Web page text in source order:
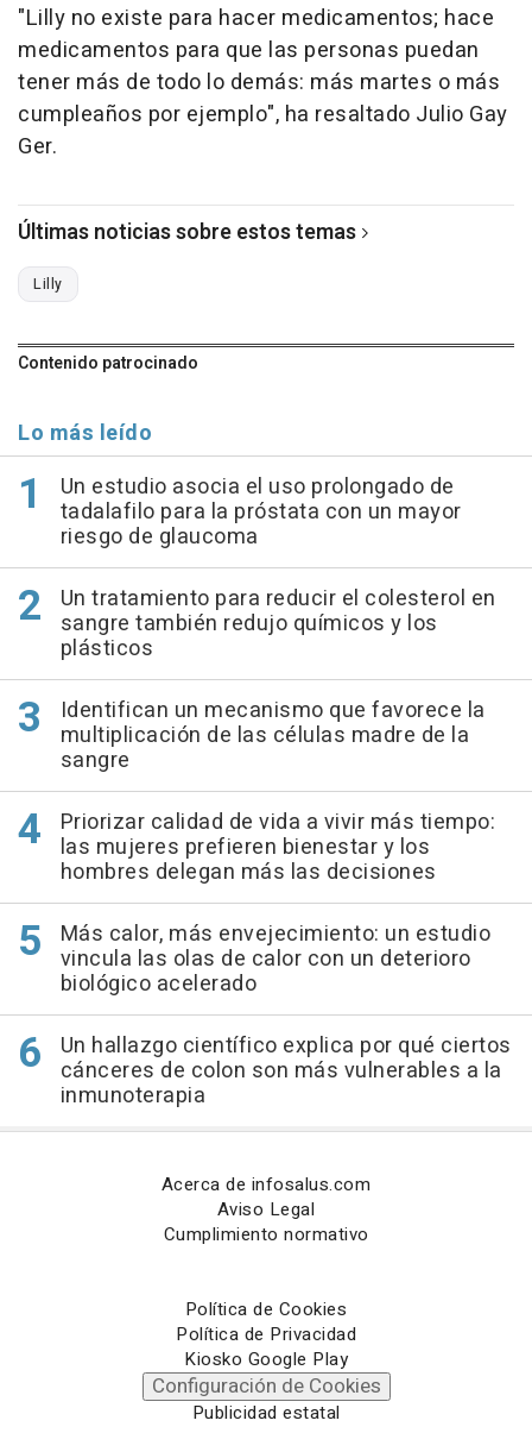
"Lilly no existe para hacer medicamentos; hace
medicamentos para que las personas puedan
tener más de todo lo demás: más martes o más
cumpleaños por ejemplo", ha resaltado Julio Gay
Ger.
Últimas noticias sobre estos temas
Lilly
Contenido patrocinado
Lo más leído
Un estudio asocia el uso prolongado de
tadalafilo para la próstata con un mayor
riesgo de glaucoma
Un tratamiento para reducir el colesterol en
sangre también redujo químicos y los
plásticos
Identifican un mecanismo que favorece la
multiplicación de las células madre de la
sangre
Priorizar calidad de vida a vivir más tiempo:
las mujeres prefieren bienestar y los
hombres delegan más las decisiones
Más calor, más envejecimiento: un estudio
vincula las olas de calor con un deterioro
biológico acelerado
Un hallazgo científico explica por qué ciertos
cánceres de colon son más vulnerables a la
inmunoterapia
Acerca de infosalus.com
Aviso Legal
Cumplimiento normativo
Política de Cookies
Política de Privacidad
Kiosko Google Play
Configuración de Cookies
Publicidad estatal